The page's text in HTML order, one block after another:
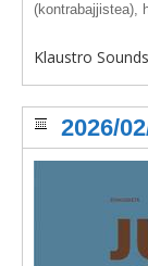
(kontrabajjistea),
Klaustro
2026/